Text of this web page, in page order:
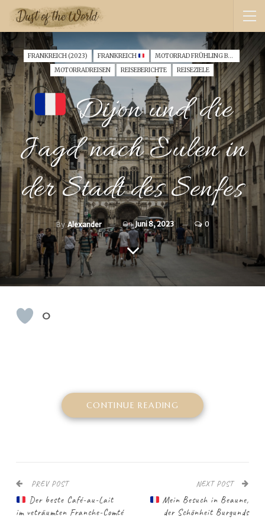
FRANKREICH (2023) FRANKREICH
MOTORRAD FRÜHLING BURGUND SCHWEIZ EXPEDITION (2023)
MOTORRADREISEN
REISEBERICHTE REISEZIELE
Dijon und die
Jagd nach Eulen in
der Stadt des Senfes
ByAlexander On Juni 8, 2023 0
0
CONTINUE READING
PREV POST
Der beste Café-au-Lait
im veträumten Franche-Comté
NEXT POST
Mein Besuch in Beaune,
der Schönheit Burgunds